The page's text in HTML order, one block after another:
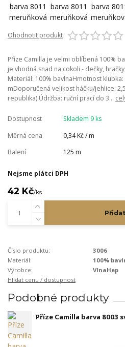
Ohodnotit produkt
Příze Camilla je velmi oblíbená 100%
je vhodná snad na cokoli - dečky,
Materiál: 100% bavlnaHmotnost klubka:
mDoporučená velikost háčku/jehlice:
republika) Údržba: ruční prací do 3...
Dostupnost
Skladem 9 ks
Měrná cena
0,34 Kč / m
Balení
125 m
Nejsme plátci DPH
42 Kč/ks
Číslo produktu:
3006
Materiál:
100%
Výrobce:
VlnaHep
Hlídat cenu / dostupnost
Podobné produkty
Příze Camilla barva 8003